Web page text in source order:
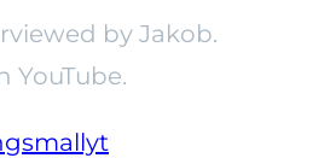
by Jakob.
YouTube.